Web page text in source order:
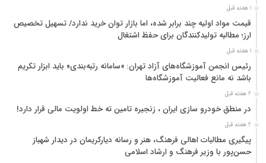
1 هفته قبل
قیمت مواد اولیه چند برابر شده، اما بازار توان خرید ندارد/ تسهیل تخصیص
ارز؛ مطالبه تولیدکنندگان برای حفظ اشتغال
1 هفته قبل
رئیس انجمن آموزشگاه‌های آزاد تهران: «سامانه رتبه‌بندی» باید ابزار تکریم
باشد نه مانع فعالیت آموزشگاه‌ها
2 هفته قبل
در منطق خودرو سازی ایران ، زنجیره تامین ته خط اولویت مالی قرار دارد!
2 هفته قبل
پیگیری مطالبات اهالی فرهنگ، هنر و رسانه دیارکریمان در دیدار شهباز
حسن‌پور با وزیر فرهنگ و ارشاد اسلامی